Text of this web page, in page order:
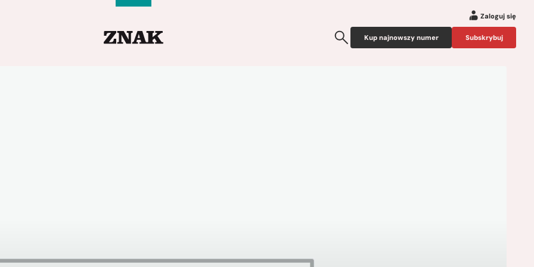
Zaloguj się
Kup najnowszy numer Subskrybuj